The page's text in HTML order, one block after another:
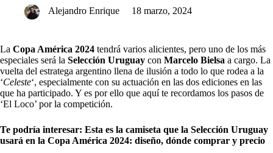
Alejandro Enrique 18 marzo, 2024
La Copa América 2024 tendrá varios alicientes, pero uno de los más
especiales será la Selección Uruguay con Marcelo Bielsa a cargo. La
vuelta del estratega argentino llena de ilusión a todo lo que rodea a la
‘Celeste‘, especialmente con su actuación en las dos ediciones en las
que ha participado. Y es por ello que aquí te recordamos los pasos de
‘El Loco’ por la competición.
Te podría interesar: Esta es la camiseta que la Selección Uruguay
usará en la Copa América 2024: diseño, dónde comprar y precio